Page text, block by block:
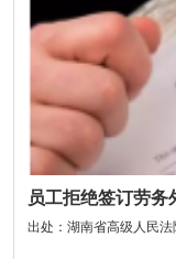
员工拒绝签订劳务
出处：湖南省高级人民法